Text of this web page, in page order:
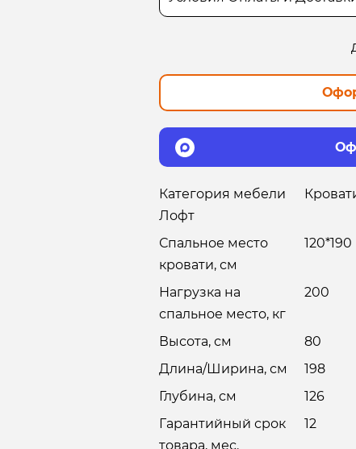
Категория мебели
Лофт
Спальное место
кровати, см
120*190
Нагрузка на
спальное место, кг
200
Высота, см
80
Длина/Ширина, см
198
Глубина, см
126
Гарантийный срок
товара, мес.
12